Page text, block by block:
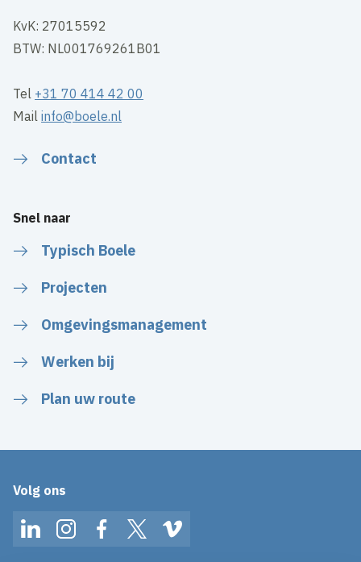
KvK: 27015592
BTW: NL001769261B01
Tel +31 70 414 42 00
Mailinfo@boele.nl
Contact
Snel naar
Typisch Boele
Projecten
Omgevingsmanagement
Werken bij
Plan uw route
Volg ons
LinkedInInstagramFacebookTwitterVimeo